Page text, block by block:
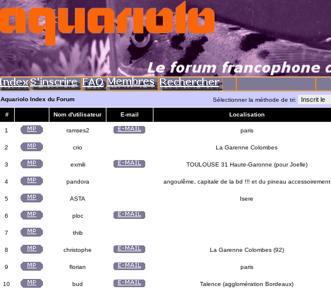
Aquariolo Index du Forum Sélectionner la méthode de tri:
# Nom d'utilisateur E-mail Localisation
1 ramses2 paris
2 crio La Garenne Colombes
3 exmili TOULOUSE 31 Haute-Garonne (pour Joelle)
4 pandora angoulême, capitale de la bd !!! et du pineau accessoirement
5 ASTA Isere
6 ploc
7 thib
8 christophe La Garenne Colombes (92)
9 florian paris
10 bud Talence (agglomération Bordeaux)